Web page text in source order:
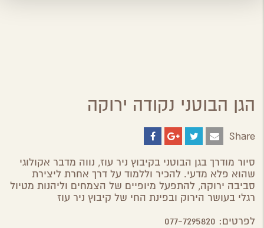
הגן הבוטני נקודה ירוקה
Share
Email
Twitter
Google
Plus
סיור מודרך בגן הבוטני בקיבוץ ניר עוז, נווה מדבר אקולוגי
שהוא פלא מדעי. להכיר וללמוד על דרך אחרת ליצירת
סביבה ירוקה, להתפעל מיופיים של הצמחים וליהנות מטיול
רגלי בעושר הירוק ובפינת החי של קיבוץ ניר עוז
לפרטים: 077-7295820